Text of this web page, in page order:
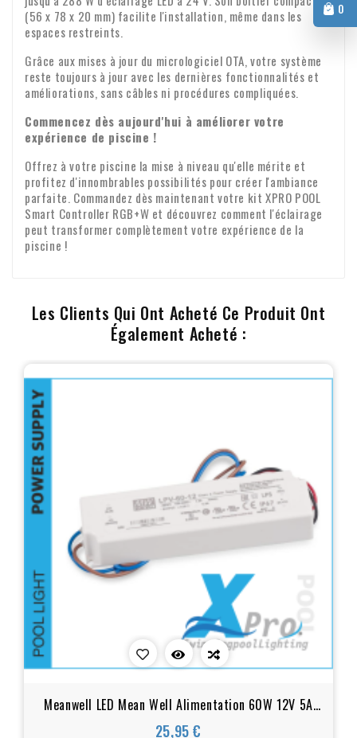
0
(56 x 78 x 20 mm) facilite l'installation, même dans les
espaces restreints.
Grâce aux mises à jour du micrologiciel OTA, votre système
reste toujours à jour avec les dernières fonctionnalités et
améliorations, sans câbles ni procédures compliquées.
Commencez dès aujourd'hui à améliorer votre
expérience de piscine !
Offrez à votre piscine la mise à niveau qu'elle mérite et
profitez d'innombrables possibilités pour créer l'ambiance
parfaite. Commandez dès maintenant votre kit XPRO POOL
Smart Controller RGB+W et découvrez comment l'éclairage
peut transformer complètement votre expérience de la
piscine !
Les Clients Qui Ont Acheté Ce Produit Ont
Également Acheté :
Meanwell LED Mean Well Alimentation 60W 12V 5A
LPV
25,95 €